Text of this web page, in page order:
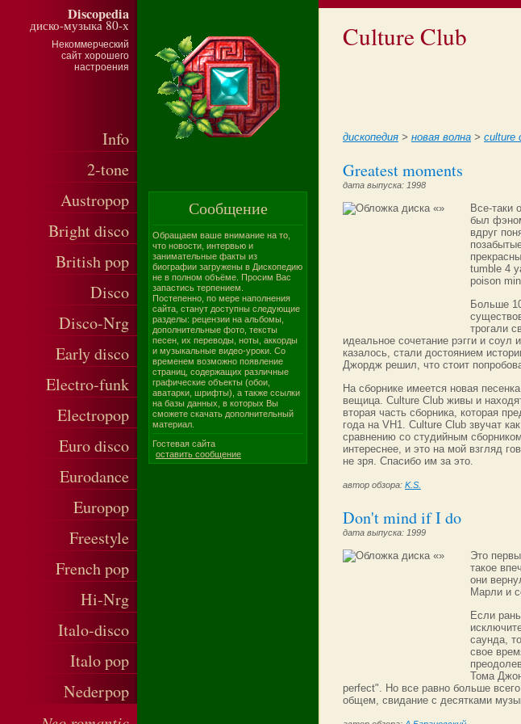
Discopedia
диско-музыка 80-х
Некоммерческий
сайт хорошего
настроения
Info
2-tone
Austropop
Bright disco
British pop
Disco
Disco-Nrg
Early disco
Electro-funk
Electropop
Euro disco
Eurodance
Europop
Freestyle
French pop
Hi-Nrg
Italo-disco
Italo pop
Nederpop
Сообщение
Обращаем ваше внимание на то,
что новости, интервью и
занимательные факты из
биографии загружены в Дископедию
не в полном объёме. Просим Вас
запастись терпением.
Постепенно, по мере наполнения
сайта, станут доступны следующие
разделы: рецензии на альбомы,
дополнительные фото, тексты
песен, их переводы, ноты, аккорды
и музыкальные видео-уроки. Со
временем возможно появление
страниц, содержащих различные
графические объекты (обои,
аватарки, шрифты), а также ссылки
на базы данных, в которых Вы
сможете скачать дополнительный
материал.
Гостевая сайта
оставить сообщение
Culture Club
дископедия > новая волна > culture
Greatest moments
дата выпуска: 1998
Все-таки
был
вдруг
tumble 4
poison
Больше
трогали
идеальное сочетание рэгги и
казалось, стали достоянием
Джордж решил, что стоит
На сборнике имеется новая
вещица. Culture Club живы и
вторая часть сборника, которая
года на VH1. Culture Club звучат
сравнению со студийным
интереснее, и это на мой взгляд
не зря. Спасибо им за это.
автор обзора: K.S.
Don't mind if I do
дата выпуска: 1999
Это
такое
они
Марли и
Если
саунда,
свое
Тома
perfect". Но все равно больше
общем, свидание с десятками